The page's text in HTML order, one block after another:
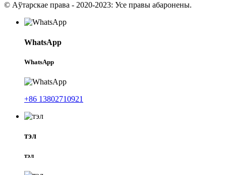
© Аўтарскае права - 2020-2023: Усе правы абаронены.
WhatsApp
WhatsApp
+86 13802710921
тэл
тэл